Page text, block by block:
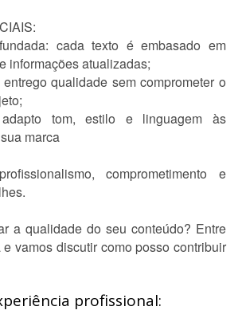
cada texto é embasado em
informações atualizadas;
qualidade sem comprometer o
tom, estilo e linguagem às
marca
comprometimento e
a qualidade do seu conteúdo? Entre
vamos discutir como posso contribuir
profissional: